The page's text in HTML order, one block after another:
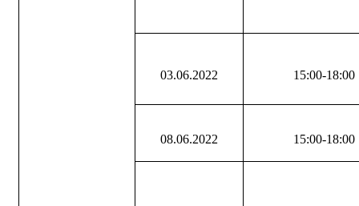
03.06.2022 15:00-18:00
08.06.2022 15:00-18:00